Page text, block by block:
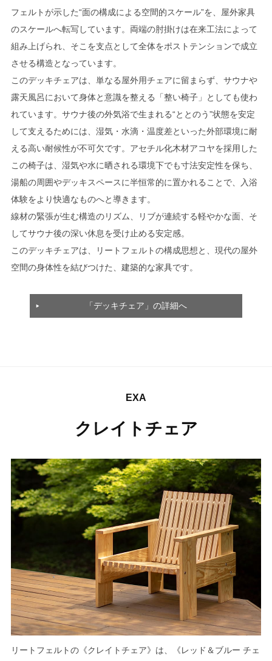
フェルトが示した“面の構成による空間的スケール”を、屋外家具
のスケールへ転写しています。両端の肘掛けは在来工法によって
組み上げられ、そこを支点として全体をポストテンションで成立
させる構造となっています。
このデッキチェアは、単なる屋外用チェアに留まらず、サウナや
露天風呂において身体と意識を整える「整い椅子」としても使わ
れています。サウナ後の外気浴で生まれる“ととのう”状態を安定
して支えるためには、湿気・水滴・温度差といった外部環境に耐
える高い耐候性が不可欠です。アセチル化木材アコヤを採用した
この椅子は、湿気や水に晒される環境下でも寸法安定性を保ち、
湯船の周囲やデッキスペースに半恒常的に置かれることで、入浴
体験をより快適なものへと導きます。
線材の緊張が生む構造のリズム、リブが連続する軽やかな面、そ
してサウナ後の深い休息を受け止める安定感。
このデッキチェアは、リートフェルトの構成思想と、現代の屋外
空間の身体性を結びつけた、建築的な家具です。
「デッキチェア」の詳細へ
EXA
クレイトチェア
リートフェルトの《クレイトチェア》は、《レッド＆ブルー チェ